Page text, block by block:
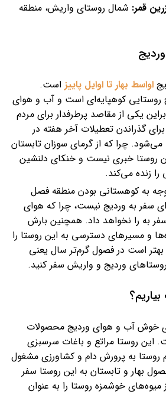
قمر: شمال روستای واریش، منطقه
اواسط بهار تا اوایل پاییز است.
روستایی کوهپایه‌ای است و آب و هوای
یکی از مقاصد پرطرفدار برای مردم
گذراندن تعطیلات آخر هفته در
چرا که از گرمای سوزان تابستان
روستا خبری نیست و خنکای دلنشین
زنده می‌کند.
به کوهستانی بودن منطقه فصل
سفر به وردیج نیست، چرا که هوای
به را نخواهد داد. همچنین بارش
و مسیرهای دسترسی به این روستا را
است در فصول گرم‌تر سال یعنی
وردیج و واریش سفر کنید.
خوش‌ آب و هوای وردیج محصولات
این روستا مراتع و باغات سرسبزی
روستا به پرورش دام و کشاورزی مشغول
بهار و تابستان به این روستا سفر
میوه‌های خوشمزه روستا را به عنوان